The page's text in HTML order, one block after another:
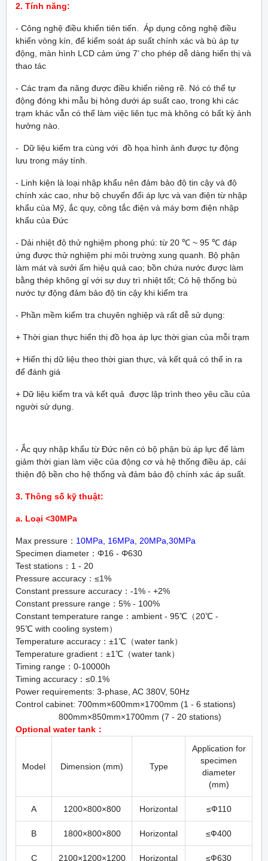
2. Tính năng:
- Công nghệ điều khiển tiên tiến. Áp dụng công nghệ điều
khiển vòng kín, để kiểm soát áp suất chính xác và bù áp tự
động, màn hình LCD cảm ứng 7’ cho phép dễ dàng hiển thị và
thao tác
- Các trạm đa năng được điều khiển riêng rẽ. Nó có thể tự
động đóng khi mẫu bị hỏng dưới áp suất cao, trong khi các
trạm khác vẫn có thể làm việc liên tục mà không có bất kỳ ảnh
hưởng nào.
- Dữ liệu kiểm tra cùng với đồ họa hình ảnh được tự động
lưu trong máy tính.
- Linh kiện là loại nhập khẩu nên đảm bảo độ tin cậy và độ
chính xác cao, như bộ chuyển đổi áp lực và van điện từ nhập
khẩu của Mỹ, ắc quy, công tắc điện và máy bơm điện nhập
khẩu của Đức
- Dải nhiệt độ thử nghiệm phong phú: từ 20 ℃ ~ 95 ℃ đáp
ứng được thử nghiệm phi môi trường xung quanh. Bộ phận
làm mát và sưởi ấm hiệu quả cao; bồn chứa nước được làm
bằng thép không gỉ với sự duy trì nhiệt tốt; Có hệ thống bù
nước tự động đảm bảo độ tin cậy khi kiểm tra
- Phần mềm kiểm tra chuyên nghiệp và rất dễ sử dụng:
+ Thời gian thực hiển thị đồ họa áp lực thời gian của mỗi trạm
+ Hiển thị dữ liệu theo thời gian thực, và kết quả có thể in ra
để đánh giá
+ Dữ liệu kiểm tra và kết quả được lập trình theo yêu cầu của
người sử dụng.
- Ắc quy nhập khẩu từ Đức nên có bộ phận bù áp lực để làm
giảm thời gian làm việc của động cơ và hệ thống điều áp, cải
thiện độ bền cho hệ thống và đảm bảo độ chính xác áp suất.
3. Thông số kỹ thuật:
a. Loại <30MPa
Max pressure： 10MPa, 16MPa, 20MPa,30MPa
Specimen diameter：Φ16 - Φ630
Test stations：1 - 20
Pressure accuracy：≤1%
Constant pressure accuracy：-1% - +2%
Constant pressure range：5% - 100%
Constant temperature range：ambient - 95℃（20℃ -
95℃ with cooling system）
Temperature accuracy：±1℃（water tank）
Temperature gradient：±1℃（water tank）
Timing range：0-10000h
Timing accuracy：≤0.1%
Power requirements: 3-phase, AC 380V, 50Hz
Control cabinet: 700mm×600mm×1700mm (1 - 6 stations)
800mm×850mm×1700mm (7 - 20 stations)
Optional water tank ：
Model Dimension (mm) Type
Application for
specimen
diameter
(mm)
A 1200×800×800 Horizontal ≤Ф110
B 1800×800×800 Horizontal ≤Ф400
C 2100×1200×1200 Horizontal ≤Ф630